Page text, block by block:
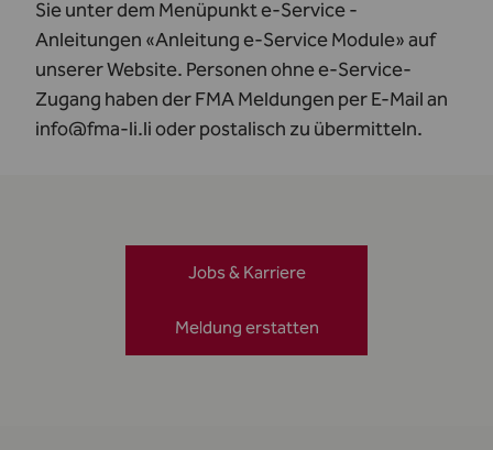
Sie unter dem Menüpunkt e-Service -
Anleitungen «Anleitung e-Service Module» auf
unserer Website. Personen ohne e-Service-
Zugang haben der FMA Meldungen per E-Mail an
info@fma-li.lioder postalisch zu übermitteln.
Jobs & Karriere
Meldung erstatten